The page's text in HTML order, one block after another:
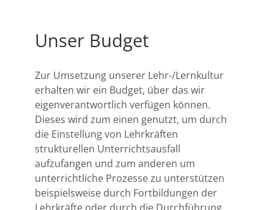
Unser Budget
Zur Umsetzung unserer Lehr-/Lernkultur
erhalten wir ein Budget, über das wir
eigenverantwortlich verfügen können.
Dieses wird zum einen genutzt, um durch
die Einstellung von Lehrkräften
strukturellen Unterrichtsausfall
aufzufangen und zum anderen um
unterrichtliche Prozesse zu unterstützen
beispielsweise durch Fortbildungen der